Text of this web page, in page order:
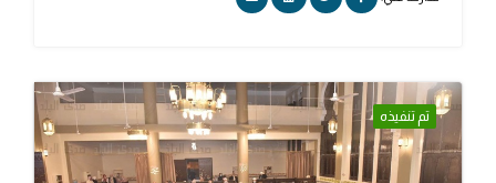
تم تنفيذه